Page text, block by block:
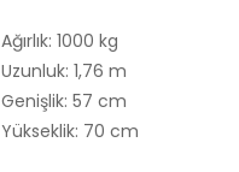
Ağırlık: 1000 kg
Uzunluk: 1,76 m
Genişlik: 57 cm
Yükseklik: 70 cm